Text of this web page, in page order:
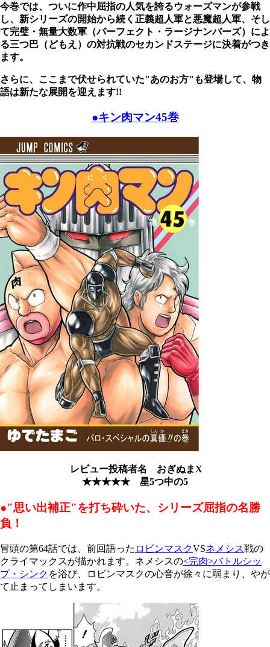
今巻では、ついに作中屈指の人気を誇るウォーズマンが参戦
し、新シリーズの開始から続く正義超人軍と悪魔超人軍、そし
て完璧・無量大数軍（パーフェクト・ラージナンバーズ）によ
る三つ巴（どもえ）の対抗戦のセカンドステージに決着がつき
ます。
さらに、ここまで伏せられていた"あのお方"も登場して、物
語は新たな展開を迎えます!!
●キン肉マン45巻
レビュー投稿者名 おぎぬまX
★★★★★ 星5つ中の5
●"思い出補正"を打ち砕いた、シリーズ屈指の名勝
負！
冒頭の第64話では、前回語った ロビンマスクVSネメシス戦の
クライマックスが描かれます。ネメシスの<完肉>バトルシッ
プ・シンク を浴び、ロビンマスクの心音が徐々に弱まり、やが
て止まってしまいます。